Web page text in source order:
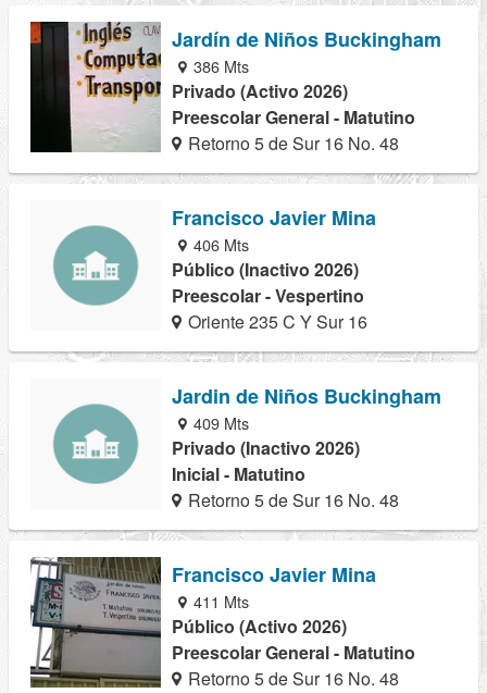
Jardín de Niños Buckingham
386 Mts
Privado (Activo 2026)
Preescolar General - Matutino
Retorno 5 de Sur 16 No. 48
Francisco Javier Mina
406 Mts
Público (Inactivo 2026)
Preescolar - Vespertino
Oriente 235 C Y Sur 16
Jardin de Niños Buckingham
409 Mts
Privado (Inactivo 2026)
Inicial - Matutino
Retorno 5 de Sur 16 No. 48
Francisco Javier Mina
411 Mts
Público (Activo 2026)
Preescolar General - Matutino
Retorno 5 de Sur 16 No. 48